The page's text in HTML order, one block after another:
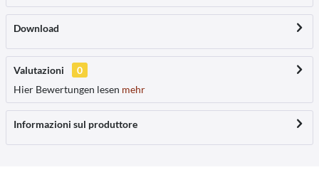
Download
Valutazioni
0
Hier Bewertungen lesen mehr
Informazioni sul produttore